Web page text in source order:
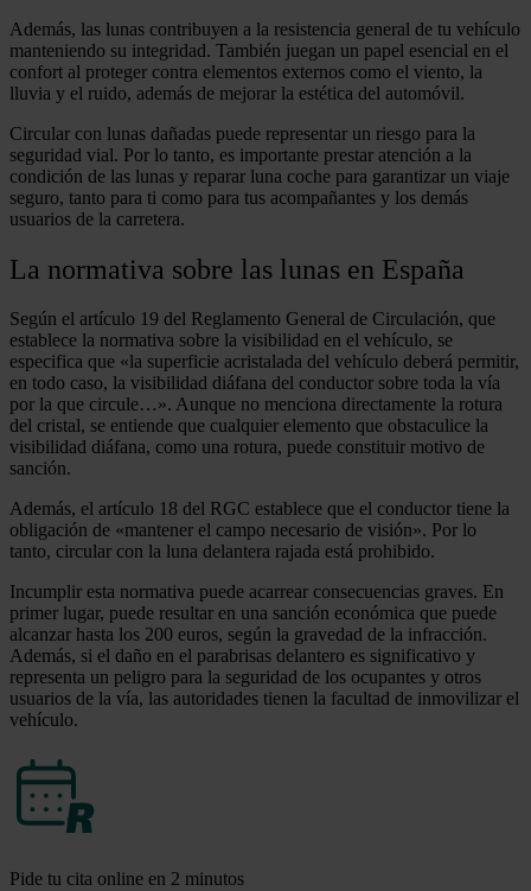
Además, las lunas contribuyen a la resistencia general de tu vehículo
manteniendo su integridad. También juegan un papel esencial en el
confort al proteger contra elementos externos como el viento, la
lluvia y el ruido, además de mejorar la estética del automóvil.
Circular con lunas dañadas puede representar un riesgo para la
seguridad vial. Por lo tanto, es importante prestar atención a la
condición de las lunas y reparar luna coche para garantizar un viaje
seguro, tanto para ti como para tus acompañantes y los demás
usuarios de la carretera.
La normativa sobre las lunas en España
Según el artículo 19 del Reglamento General de Circulación, que
establece la normativa sobre la visibilidad en el vehículo, se
especifica que «la superficie acristalada del vehículo deberá permitir,
en todo caso, la visibilidad diáfana del conductor sobre toda la vía
por la que circule…». Aunque no menciona directamente la rotura
del cristal, se entiende que cualquier elemento que obstaculice la
visibilidad diáfana, como una rotura, puede constituir motivo de
sanción.
Además, el artículo 18 del RGC establece que el conductor tiene la
obligación de «mantener el campo necesario de visión». Por lo
tanto, circular con la luna delantera rajada está prohibido.
Incumplir esta normativa puede acarrear consecuencias graves. En
primer lugar, puede resultar en una sanción económica que puede
alcanzar hasta los 200 euros, según la gravedad de la infracción.
Además, si el daño en el parabrisas delantero es significativo y
representa un peligro para la seguridad de los ocupantes y otros
usuarios de la vía, las autoridades tienen la facultad de inmovilizar el
vehículo.
Pide tu cita online en 2 minutos